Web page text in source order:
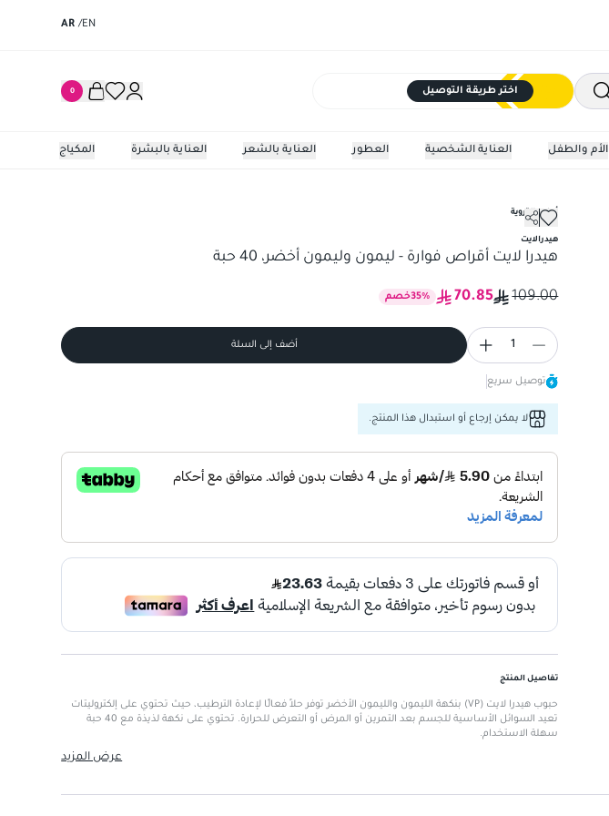
EN
/
AR
اختر طريقة التوصيل 0
المكياج العناية بالبشرة العناية بالشعر العطور العناية الشخصية الأم والطفل
هيدرا لايت أقراص فوارة - ليمون وليمون أخضر، 40 حبة
أملاح التروية
هيدرالايت
هيدرا لايت أقراص فوارة - ليمون وليمون أخضر، 40 حبة
109.00
70.85
35% خصم
1 أضف إلى السلة
توصيل سريع
لا يمكن إرجاع أو استبدال هذا المنتج.
تفاصيل المنتج
حبوب هيدرا لايت (VP) بنكهة الليمون والليمون الأخضر توفر حلاً فعالًا لإعادة الترطيب، حيث تحتوي على إلكتروليتات
تعيد السوائل الأساسية للجسم بعد التمرين أو المرض أو التعرض للحرارة. تحتوي على نكهة لذيذة مع 40 حبة
سهلة الاستخدام.
سهل الاستخدام: يمكن تناوله في أي مكان.
عرض المزيد